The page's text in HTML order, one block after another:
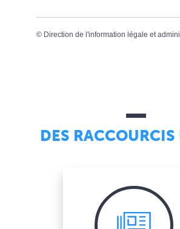
© Direction de l'information légale et
DES RACCOURCIS